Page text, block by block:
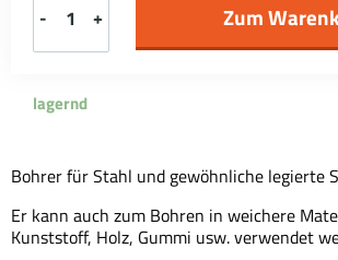
- +
lagernd
Bohrer für Stahl und gewöhnliche legierte
Er kann auch zum Bohren in weichere
Kunststoff, Holz, Gummi usw. verwendet